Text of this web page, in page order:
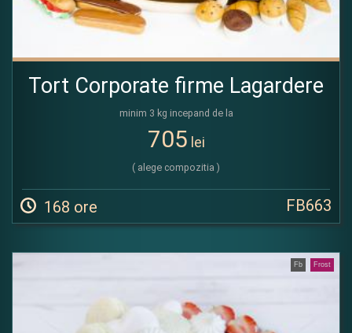
Tort Corporate firme Lagardere
minim 3 kg incepand de la
705 lei
( alege compozitia )
168 ore FB663
Frost
Fb